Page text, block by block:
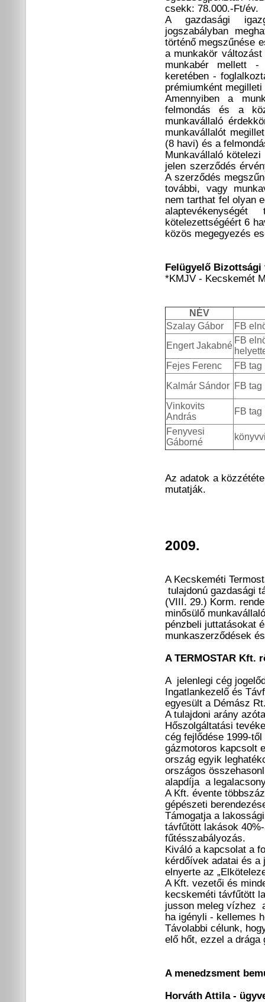
csekk: 78.000.-Ft/év.
A gazdasági
jogszabályban
történő megszűnése
a munkakör változást
munkabér mellett -
keretében -
prémiumként
Amennyiben a
felmondás és a
munkavállaló
munkavállalót
(8 havi) és a
Munkavállaló
jelen szerződés
A szerződés
további, vagy
nem tarthat fel olyan
kötelezettségéért 6
közös megegyezés
Felügyelő Bizottsági
*KMJV - Kecskemét
NÉV
Szalay Gábor
FB
Engert Jakabné
FB
Fejes Ferenc
FB tag
Kalmár Sándor FB tag
Vinkovits
András
FB tag
Fenyvesi
Gáborné
Az adatok a
mutatják.
2009.
A Kecskeméti
tulajdonú gazdasági
(VIII. 29.) Korm.
minősülő
pénzbeli juttatásokat
munkaszerződések
A TERMOSTAR Kft.
A jelenlegi cég
Ingatlankezelő és
egyesült a Démász
A tulajdoni arány
Hőszolgáltatási
cég fejlődése 1999-
gázmotoros kapcsolt
ország egyik
országos
alapdíja a
A Kft. évente
gépészeti
Támogatja a
távfűtött lakások
fűtésszabályozás.
Kiváló a kapcsolat a
kérdőívek adatai és a
elnyerte az
A Kft. vezetői és
kecskeméti távfűtött
jusson meleg vízhez
ha igényli - kellemes
Távolabbi célunk,
elő hőt, ezzel a
A menedzsment
Horváth Attila -